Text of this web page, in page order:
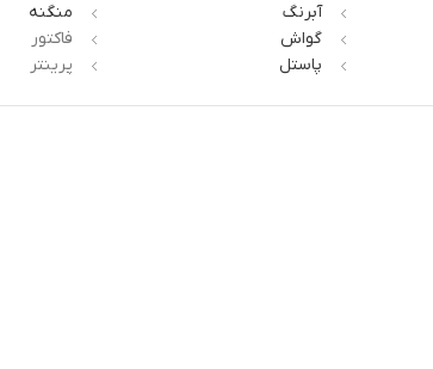
آبرنگ
گواش
پاستل
منگنه
فاکتور
پرینتر